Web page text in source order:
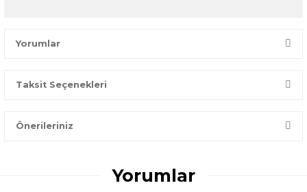
Yorumlar
Taksit Seçenekleri
Önerileriniz
konularda yetersiz gördüğünüz noktaları öneri formunu
kullanarak tarafımıza iletebilirsiniz.
Yorumlar